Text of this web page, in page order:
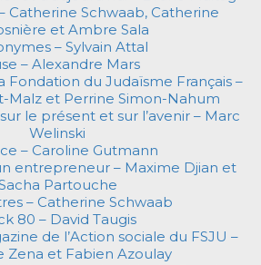
Catherine Schwaab, Catherine
et Ambre Sala
– Sylvain Attal
– Alexandre Mars
Fondation du Judaïsme Français –
Malz et Perrine Simon-Nahum
le présent et sur l’avenir – Marc
Welinski
– Caroline Gutmann
entrepreneur – Maxime Djian et
Partouche
– Catherine Schwaab
80 – David Taugis
de l’Action sociale du FSJU –
Zena et Fabien Azoulay